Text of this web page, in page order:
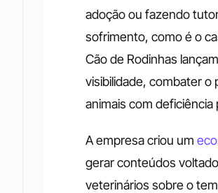
adoção ou fazendo
sofrimento, como é o
Cão de Rodinhas
visibilidade, combater
animais com
A empresa criou um
gerar conteúdos
veterinários sobre o